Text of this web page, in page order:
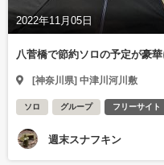
2022年11月05日
八菅橋で節約ソロの予定が豪
[神奈川県] 中津川河川敷
ソロ グループ フリーサイト
週末スナフキン